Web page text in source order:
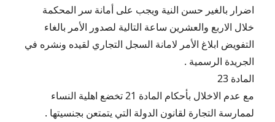
اضرار بالغير حسن النية ويجب على أمانة سر المحكمة
خلال الاربع والعشرين ساعة التالية لصدور الأمر بالغاء
التفويض ابلاغ الأمر لامانة السجل التجاري لقيده ونشره في
الجريدة الرسمية .
المادة 23
مع عدم الاخلال بأحكام المادة 21 تخضع اهلية النساء
لممارسة التجارة لقانون الدولة التي يتمتعن بجنسيتها .